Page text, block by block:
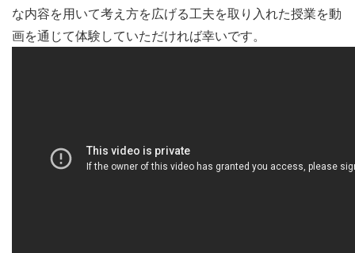
な内容を用いて考え方を広げる工夫を取り入れた授業を動
画を通じて体験していただければ幸いです。